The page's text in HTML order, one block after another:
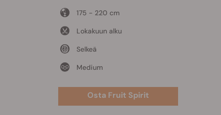
175 - 220 cm
Lokakuun alku
Selkeä
Medium
Osta Fruit Spirit